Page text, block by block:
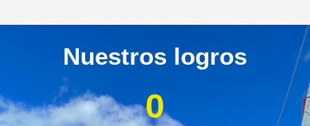
Nuestros logros
0